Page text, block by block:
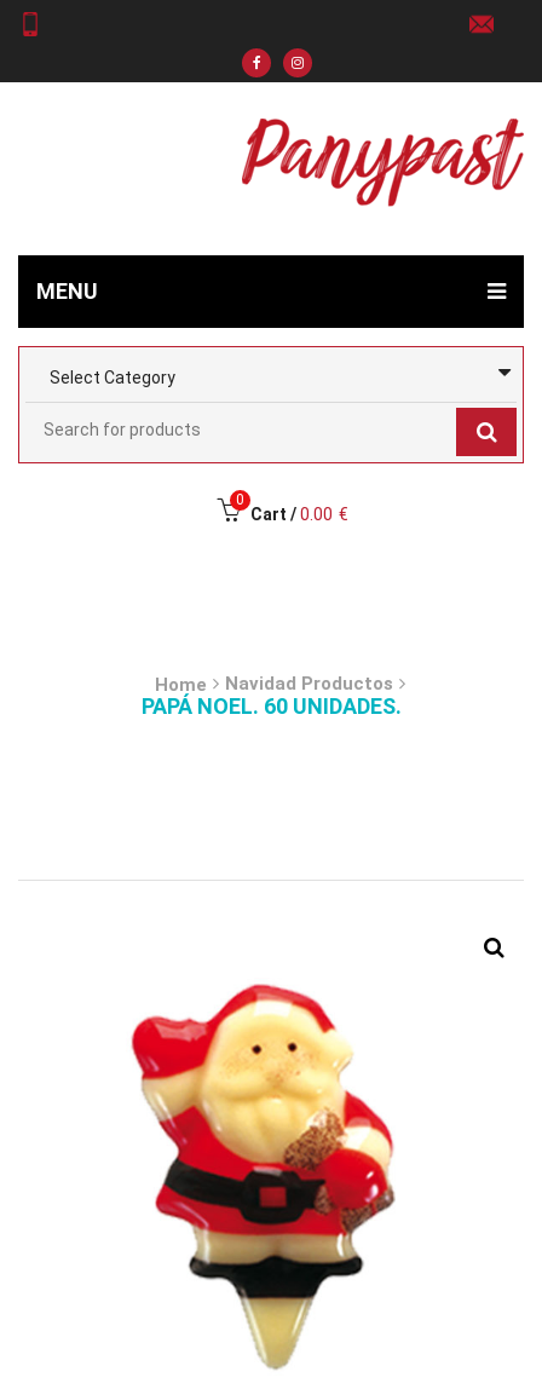
MENU
0
Cart / 0.00 €
Home Navidad Productos
PAPÁ NOEL. 60 UNIDADES.